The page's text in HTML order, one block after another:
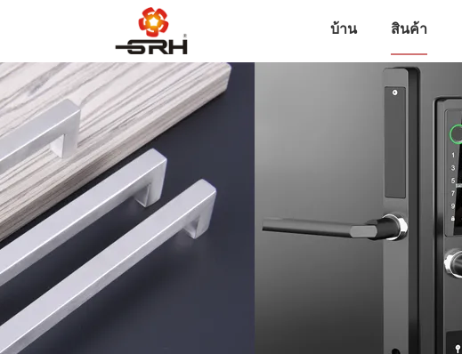
บ้าน สินค้า